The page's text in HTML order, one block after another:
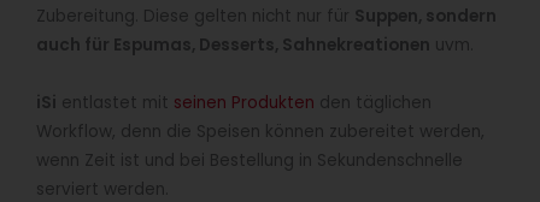
Zubereitung. Diese gelten nicht nur für Suppen, sondern
auch für Espumas, Desserts, Sahnekreationen uvm.
iSi entlastet mit seinen Produkten den täglichen
Workflow, denn die Speisen können zubereitet werden,
wenn Zeit ist und bei Bestellung in Sekundenschnelle
serviert werden.